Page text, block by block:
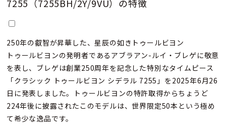
7255（7255BH/2Y/9VU）の特徴
250年の叡智が昇華した、星辰の如きトゥールビヨン
トゥールビヨンの発明者であるアブラアン-ルイ・ブレゲに敬意
を表し、ブレゲは創業250周年を記念した特別なタイムピース
「クラシック トゥールビヨン シデラル 7255」を2025年6月26
日に発表しました。トゥールビヨンの特許取得からちょうど
224年後に披露されたこのモデルは、世界限定50本という極め
て希少な逸品です。